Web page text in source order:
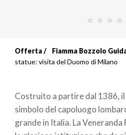
Briciole
pane
Offerta Fiamma Bozzolo
statue: visita del Duomo di Milano
Costruito a partire dal 1386, il
simbolo del capoluogo
grande in Italia. La Veneranda